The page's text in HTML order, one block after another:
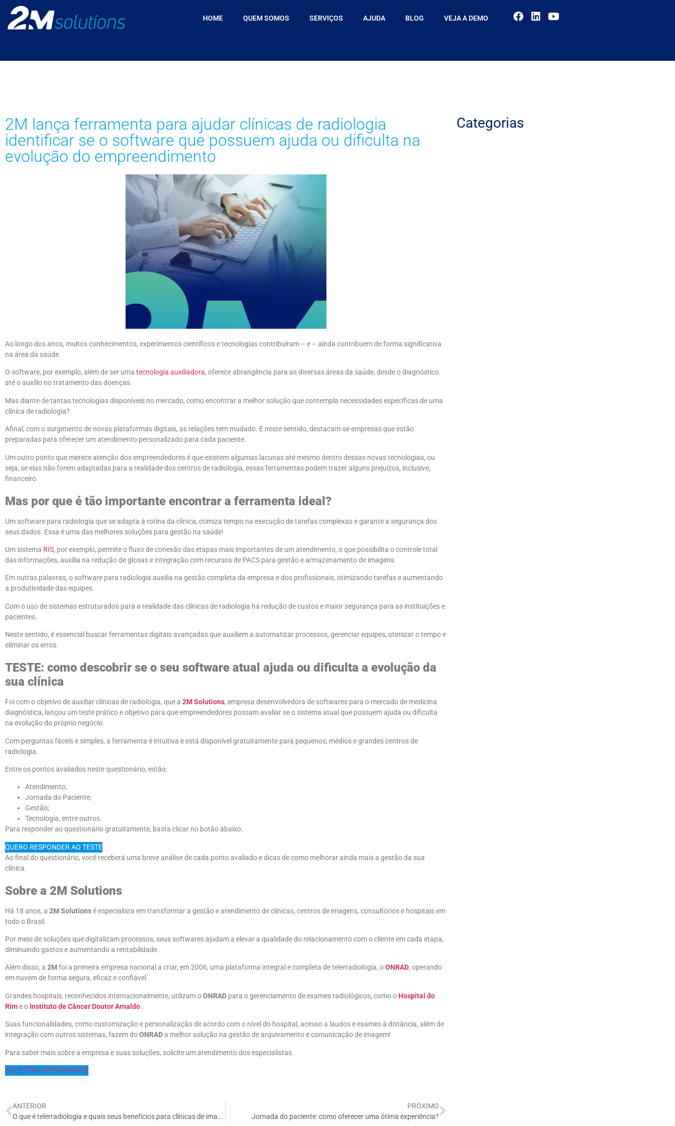
HOME QUEM SOMOS SERVIÇOS AJUDA BLOG VEJA A DEMO
2M lança ferramenta para ajudar clínicas de radiologia
identificar se o software que possuem ajuda ou dificulta na
evolução do empreendimento
Ao longo dos anos, muitos conhecimentos, experimentos científicos e tecnologias contribuíram – e – ainda contribuem de forma significativa
na área da saúde.
O software, por exemplo, além de ser uma tecnologia auxiliadora, oferece abrangência para as diversas áreas da saúde, desde o diagnóstico
até o auxílio no tratamento das doenças.
Mas diante de tantas tecnologias disponíveis no mercado, como encontrar a melhor solução que contempla necessidades específicas de uma
clínica de radiologia?
Afinal, com o surgimento de novas plataformas digitais, as relações tem mudado. E neste sentido, destacam-se empresas que estão
preparadas para oferecer um atendimento personalizado para cada paciente.
Um outro ponto que merece atenção dos empreendedores é que existem algumas lacunas até mesmo dentro dessas novas tecnologias, ou
seja, se elas não forem adaptadas para a realidade dos centros de radiologia, essas ferramentas podem trazer alguns prejuízos, inclusive,
financeiro.
Mas por que é tão importante encontrar a ferramenta ideal?
Um software para radiologia que se adapta à rotina da clínica, otimiza tempo na execução de tarefas complexas e garante a segurança dos
seus dados. Essa é uma das melhores soluções para gestão na saúde!
Um sistema RIS, por exemplo, permite o fluxo de conexão das etapas mais importantes de um atendimento, o que possibilita o controle total
das informações, auxilia na redução de glosas e integração com recursos de PACS para gestão e armazenamento de imagens.
Em outras palavras, o software para radiologia auxilia na gestão completa da empresa e dos profissionais, otimizando tarefas e aumentando
a produtividade das equipes.
Com o uso de sistemas estruturados para a realidade das clínicas de radiologia há redução de custos e maior segurança para as instituições e
pacientes.
Neste sentido, é essencial buscar ferramentas digitais avançadas que auxiliem a automatizar processos, gerenciar equipes, otimizar o tempo e
eliminar os erros.
TESTE: como descobrir se o seu software atual ajuda ou dificulta a evolução da
sua clínica
Foi com o objetivo de auxiliar clínicas de radiologia, que a 2M Solutions, empresa desenvolvedora de softwares para o mercado de medicina
diagnóstica, lançou um teste prático e objetivo para que empreendedores possam avaliar se o sistema atual que possuem ajuda ou dificulta
na evolução do próprio negócio.
Com perguntas fáceis e simples, a ferramenta é intuitiva e está disponível gratuitamente para pequenos, médios e grandes centros de
radiologia.
Entre os pontos avaliados neste questionário, estão:
Atendimento;
Jornada do Paciente;
Gestão;
Tecnologia, entre outros.
Para responder ao questionário gratuitamente, basta clicar no botão abaixo.
QUERO RESPONDER AO TESTE
Ao final do questionário, você receberá uma breve análise de cada ponto avaliado e dicas de como melhorar ainda mais a gestão da sua
clínica.
Sobre a 2M Solutions
Há 18 anos, a 2M Solutionsé especialista em transformar a gestão e atendimento de clínicas, centros de imagens, consultórios e hospitais em
todo o Brasil.
Por meio de soluções que digitalizam processos, seus softwares ajudam a elevar a qualidade do relacionamento com o cliente em cada etapa,
diminuindo gastos e aumentando a rentabilidade.
Além disso, a 2Mfoi a primeira empresa nacional a criar, em 2006, uma plataforma integral e completa de telerradiologia, oONRAD, operando
em nuvem de forma segura, eficaz e confiável.
Grandes hospitais, reconhecidos internacionalmente, utilizam oONRAD para o gerenciamento de exames radiológicos, como o Hospital do
Rime o Instituto de Câncer Doutor Arnaldo.
Suas funcionalidades, como customização e personalização de acordo com o nível do hospital, acesso a laudos e exames à distância, além de
integração com outros sistemas, fazem doONRADa melhor solução na gestão de arquivamento e comunicação de imagem!
Para saber mais sobre a empresa e suas soluções, solicite um atendimento dos especialistas.
SOLICITAR ATENDIMENTO
ANTERIOR
O que é telerradiologia e quais seus benefícios para clínicas de imagem?
PRÓXIMO
Jornada do paciente: como oferecer uma ótima experiência?
Categorias